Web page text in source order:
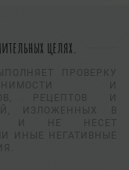
целях.
ПРОВЕРКУ
И
РЕЦЕПТОВ И
ИЗЛОЖЕННЫХ В
И НЕ НЕСЕТ
ИНЫЕ НЕГАТИВНЫЕ